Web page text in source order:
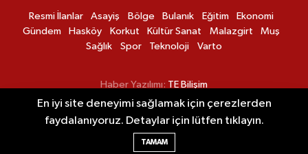
Resmi İlanlar Asayiş Bölge Bulanık Eğitim
Ekonomi
Gündem
Hasköy Korkut Kültür Sanat Malazgirt
Muş
Sağlık
Spor Teknoloji Varto
Haber Yazılımı: TE Bilişim
En iyi site deneyimi sağlamak için çerezlerden
faydalanıyoruz. Detaylar için lütfen tıklayın.
TAMAM
Muş Ovası'nda karpuz hasadı başladı